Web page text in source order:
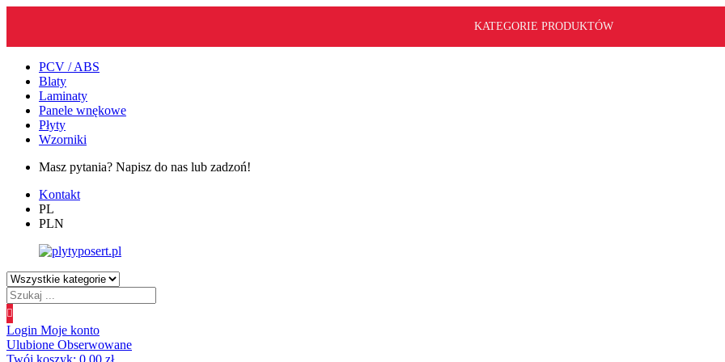
KATEGORIE PRODUKTÓW
PCV / ABS
Blaty
Laminaty
Panele wnękowe
Płyty
Wzorniki
Masz pytania? Napisz do nas lub zadzoń!
Kontakt
PL
PLN
Wyszukiwanie
produktów
Login Moje konto
Ulubione Obserwowane
Twój koszyk: 0.00 zł